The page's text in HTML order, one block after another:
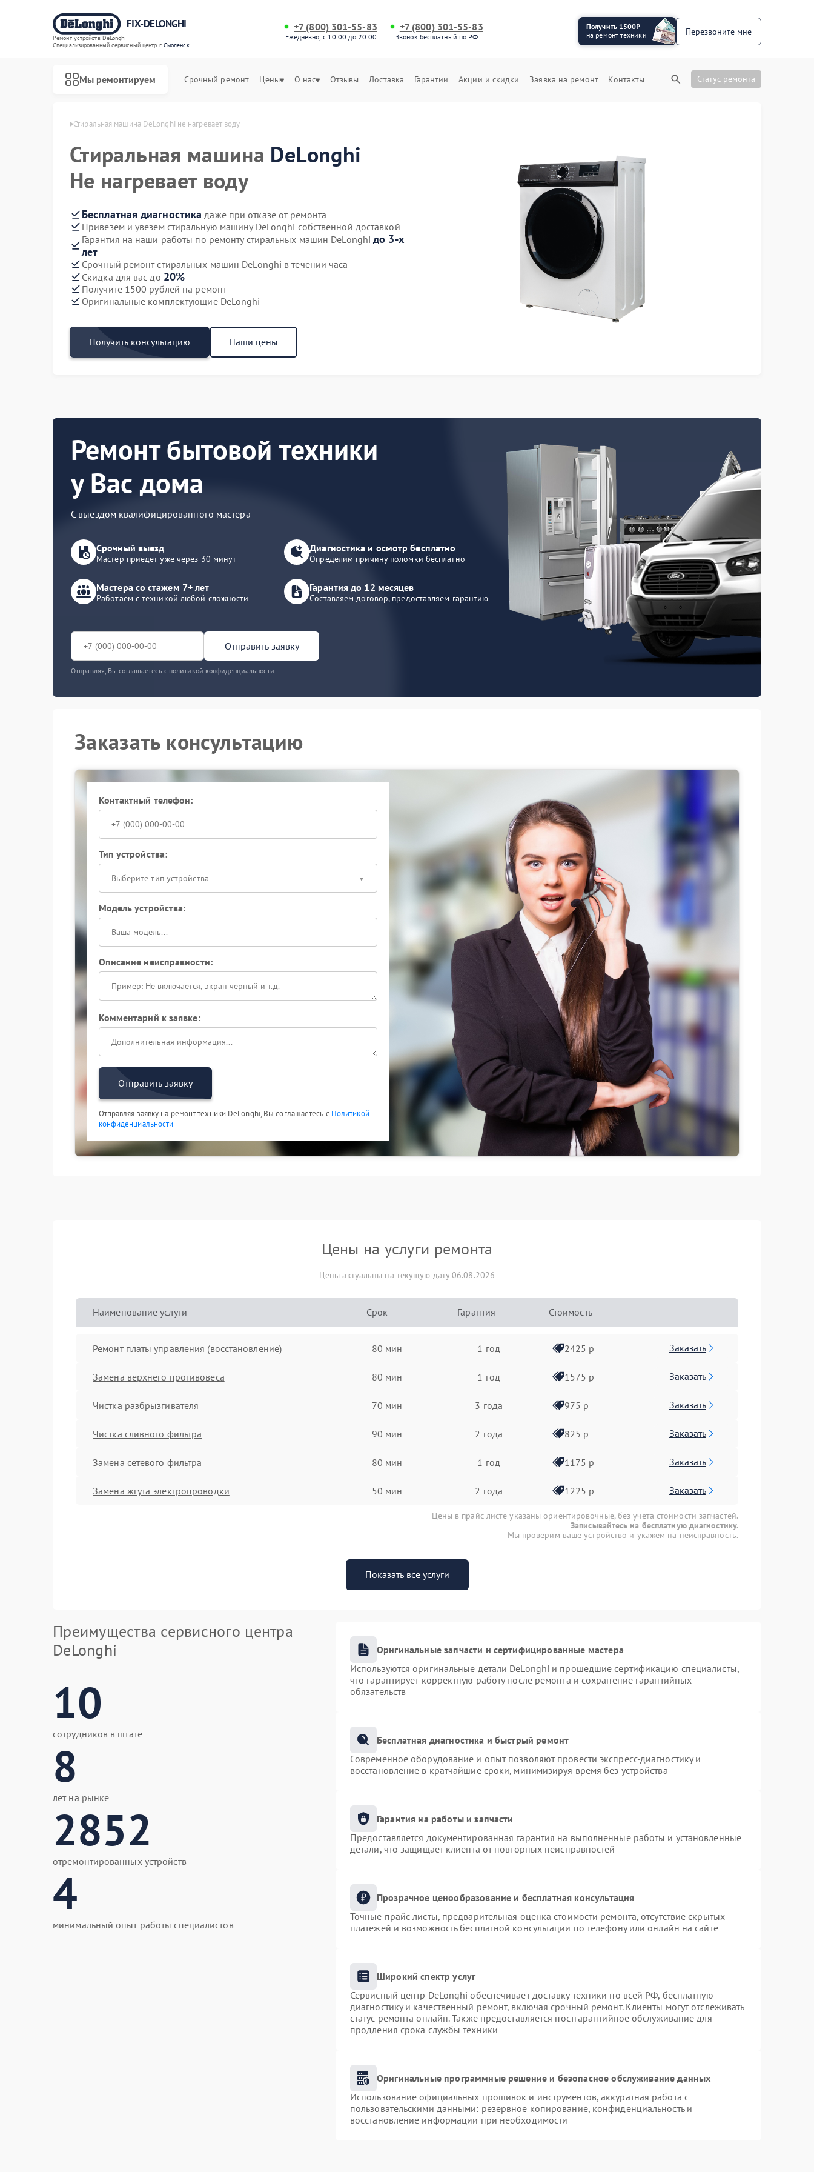
FIX-DELONGHI
Ремонт устройств DeLonghi
Специализированный cервисный центр г.Смоленск
+7 (800) 301-55-83
Ежедневно, с 10:00 до 20:00
+7 (800) 301-55-83
Звонок бесплатный по РФ
Получить 1500₽
на ремонт техники
Перезвоните мне
Мы ремонтируем Срочный ремонт Цены О нас Отзывы Доставка Гарантии Акции и скидки Заявка на ремонт Контакты Статус ремонта
в Смоленске Стиральная машина DeLonghi не нагревает воду
Стиральная машина DeLonghi
Не нагревает воду
Бесплатная диагностика даже при отказе от ремонта
Привезем и увезем стиральную машину DeLonghi собственной доставкой
Гарантия на наши работы по ремонту стиральных машин DeLonghiдо 3-х
лет
Срочный ремонт стиральных машин DeLonghi в течении часа
Скидка для вас до 20%
Получите 1500 рублей на ремонт
Оригинальные комплектующие DeLonghi
Получить консультацию Наши цены
Ремонт бытовой техники
у Вас дома
С выездом квалифицированного мастера
Срочный выезд
Мастер приедет уже через 30 минут
Диагностика и осмотр бесплатно
Определим причину поломки бесплатно
Мастера со стажем 7+ лет
Работаем с техникой любой сложности
Гарантия до 12 месяцев
Составляем договор, предоставляем гарантию
Отправить заявку
Отправляя, Вы соглашаетесь с политикой конфиденциальности
Заказать консультацию
Контактный телефон:
Тип устройства:
Выберите тип устройства
Модель устройства:
Описание неисправности:
Комментарий к заявке:
Отправить заявку
Отправляя заявку на ремонт техники DeLonghi, Вы соглашаетесь с Политикой
конфиденциальности
Цены на услуги ремонта
Цены актуальны на текущую дату 06.08.2026
Наименование услуги Срок Гарантия Стоимость
Ремонт платы управления (восстановление) 80 мин 1 год 2425 р Заказать
Замена верхнего противовеса 80 мин 1 год 1575 р Заказать
Чистка разбрызгивателя 70 мин 3 года 975 р Заказать
Чистка сливного фильтра 90 мин 2 года 825 р Заказать
Замена сетевого фильтра 80 мин 1 год 1175 р Заказать
Замена жгута электропроводки 50 мин 2 года 1225 р Заказать
Цены в прайс-листе указаны ориентировочные, без учета стоимости запчастей.
Записывайтесь на бесплатную диагностику.
Мы проверим ваше устройство и укажем на неисправность.
Показать все услуги
Преимущества сервисного центра
DeLonghi
10
сотрудников в штате
8
лет на рынке
2852
отремонтированных устройств
4
минимальный опыт работы специалистов
Оригинальные запчасти и сертифицированные мастера
Используются оригинальные детали DeLonghi и прошедшие сертификацию специалисты,
что гарантирует корректную работу после ремонта и сохранение гарантийных
обязательств
Бесплатная диагностика и быстрый ремонт
Современное оборудование и опыт позволяют провести экспресс-диагностику и
восстановление в кратчайшие сроки, минимизируя время без устройства
Гарантия на работы и запчасти
Предоставляется документированная гарантия на выполненные работы и установленные
детали, что защищает клиента от повторных неисправностей
Прозрачное ценообразование и бесплатная консультация
Точные прайс-листы, предварительная оценка стоимости ремонта, отсутствие скрытых
платежей и возможность бесплатной консультации по телефону или онлайн на сайте
Широкий спектр услуг
Сервисный центр DeLonghi обеспечивает доставку техники по всей РФ, бесплатную
диагностику и качественный ремонт, включая срочный ремонт. Клиенты могут отслеживать
статус ремонта онлайн. Также предоставляется постгарантийное обслуживание для
продления срока службы техники
Оригинальные программные решение и безопасное обслуживание данных
Использование официальных прошивок и инструментов, аккуратная работа с
пользовательскими данными: резервное копирование, конфиденциальность и
восстановление информации при необходимости